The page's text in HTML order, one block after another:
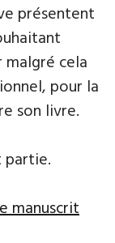
présentent
cela
pour la
son livre.
partie.
manuscrit